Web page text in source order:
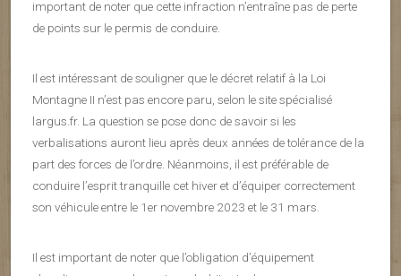
important de noter que cette infraction n’entraîne pas de perte
de points sur le permis de conduire.
Il est intéressant de souligner que le décret relatif à la Loi
Montagne II n’est pas encore paru, selon le site spécialisé
largus.fr. La question se pose donc de savoir si les
verbalisations auront lieu après deux années de tolérance de la
part des forces de l’ordre. Néanmoins, il est préférable de
conduire l’esprit tranquille cet hiver et d’équiper correctement
son véhicule entre le 1er novembre 2023 et le 31 mars.
Il est important de noter que l’obligation d’équipement